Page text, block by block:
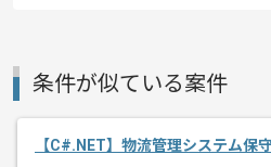
エージェントからのコ
並行し
条件が似ている案件
【C#.NET】物流管理システム保